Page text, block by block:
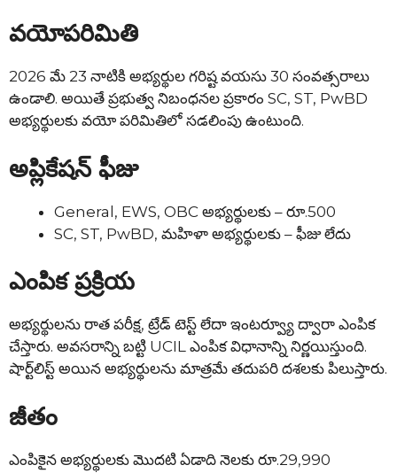
వయోపరిమితి
2026 మే 23 నాటికి అభ్యర్థుల గరిష్ట వయసు 30 సంవత్సరాలు
ఉండాలి. అయితే ప్రభుత్వ నిబంధనల ప్రకారం SC, ST, PwBD
అభ్యర్థులకు వయో పరిమితిలో సడలింపు ఉంటుంది.
అప్లికేషన్ ఫీజు
General, EWS, OBC అభ్యర్థులకు – రూ.500
SC, ST, PwBD, మహిళా అభ్యర్థులకు – ఫీజు లేదు
ఎంపిక ప్రక్రియ
అభ్యర్థులను రాత పరీక్ష, ట్రేడ్ టెస్ట్ లేదా ఇంటర్వ్యూ ద్వారా ఎంపిక
చేస్తారు. అవసరాన్ని బట్టి UCIL ఎంపిక విధానాన్ని నిర్ణయిస్తుంది.
షార్ట్‌లిస్ట్ అయిన అభ్యర్థులను మాత్రమే తదుపరి దశలకు పిలుస్తారు.
జీతం
ఎంపికైన అభ్యర్థులకు మొదటి ఏడాది నెలకు రూ.29,990